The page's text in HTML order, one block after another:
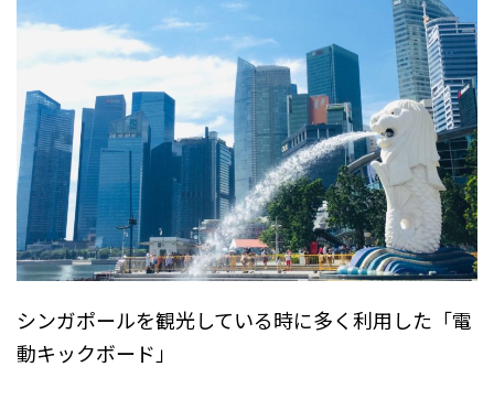
シンガポールを観光している時に多く利用した「電
動キックボード」